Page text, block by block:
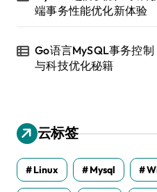
端事务性能优化新体验
Go语言MySQL事务控
与科技优化秘籍
云标签
Linux Mysql